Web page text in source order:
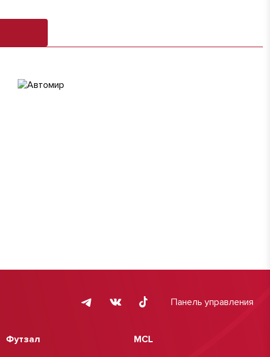
Панель управления
Футзал MCL